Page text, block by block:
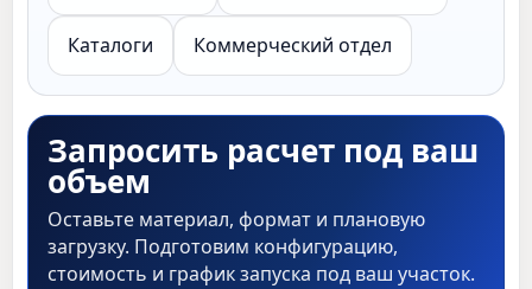
Каталоги Коммерческий отдел
Запросить расчет под ваш
объем
Оставьте материал, формат и плановую
загрузку. Подготовим конфигурацию,
стоимость и график запуска под ваш участок.